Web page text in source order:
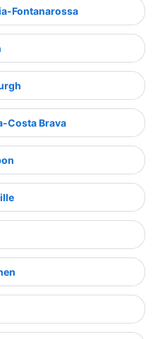
Fontanarossa
Costa Brava